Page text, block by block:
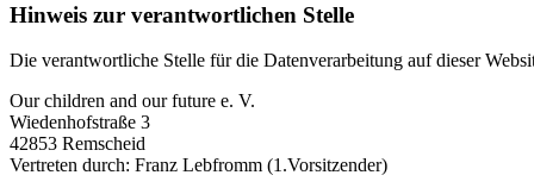
Hinweis zur verantwortlichen Stelle
Die verantwortliche Stelle für die Datenverarbeitung auf dieser
Our children and our future e. V.
Wiedenhofstraße 3
42853 Remscheid
Vertreten durch: Franz Lebfromm (1.Vorsitzender)